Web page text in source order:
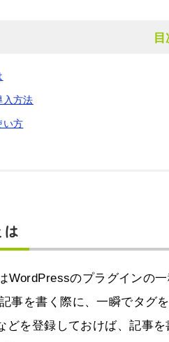
目
方法
い方
は
WordPressのプラグインの
事を書く際に、一瞬でタグ
どを登録しておけば、記事